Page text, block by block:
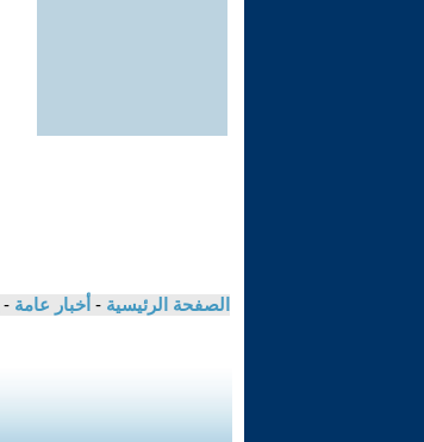
الصفحة الرئيسية - أخبار عامة -